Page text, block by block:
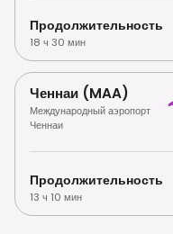
Продолжительность
18 ч 30 мин
Ченнаи (MAA)
Международный аэропорт
Ченнаи
Продолжительность
13 ч 10 мин